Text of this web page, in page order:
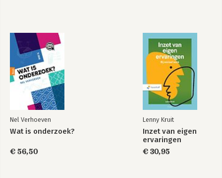
Nel Verhoeven
Wat is onderzoek?
€ 56,50
Lenny Kruit
Inzet van eigen
ervaringen
€ 30,95